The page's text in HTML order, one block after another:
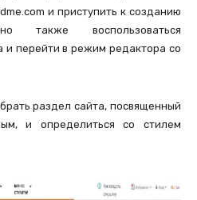
и приступить к созданию
также воспользоваться
и перейти в режим редактора со
раздел сайта, посвященный
и определиться со стилем